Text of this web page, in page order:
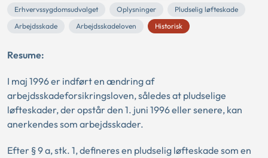
Erhvervssygdomsudvalget
Oplysninger
Pludselig løfteskade
Arbejdsskade
Arbejdsskadeloven Historisk
Resume:
I maj 1996 er indført en ændring af
arbejdsskadeforsikringsloven, således at pludselige
løfteskader, der opstår den 1. juni 1996 eller senere, kan
anerkendes som arbejdsskader.
Efter § 9 a, stk. 1, defineres en pludselig løfteskade som en